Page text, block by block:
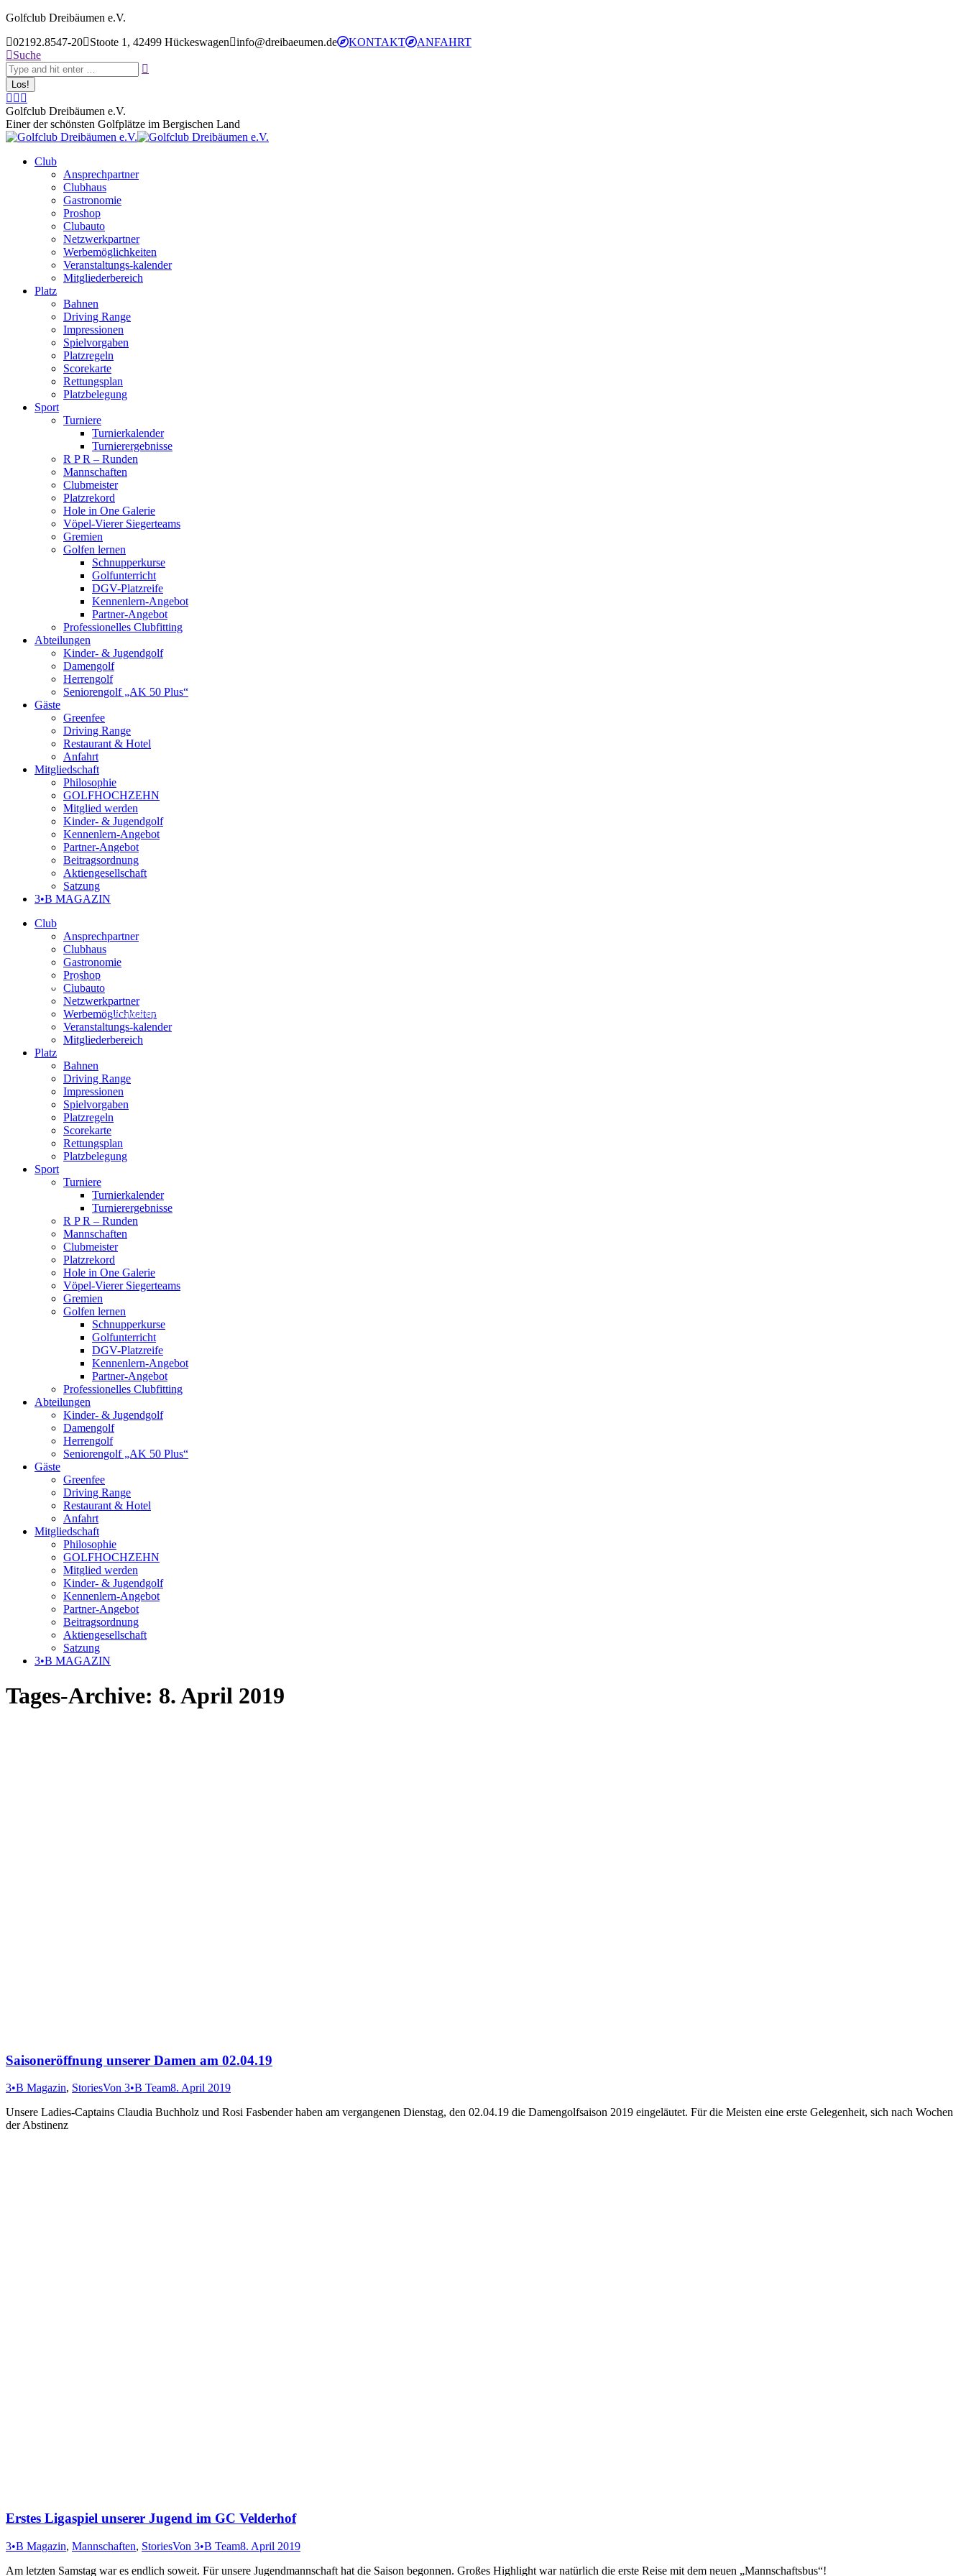
Zum
springen
Golfclub Dreibäumen e.V.
02192.8547-20
Stoote 1, 42499 Hückeswagen info@dreibaeumen.de KONTAKT
ANFAHRT
Search:
Suche
E-
Mail
page
opens
new
Facebook
page
opens
in
window
page
opens
in
window
Golfclub Dreibäumen e.V.
Einer der schönsten Golfplätze im Bergischen Land
Club
Ansprechpartner
Clubhaus
Gastronomie
Proshop
Clubauto
Netzwerkpartner
Werbemöglichkeiten
Veranstaltungs-kalender
Mitgliederbereich
Platz
Bahnen
Driving Range
Impressionen
Spielvorgaben
Platzregeln
Scorekarte
Rettungsplan
Platzbelegung
Sport
Turniere
Turnierkalender
Turnierergebnisse
R P R – Runden
Mannschaften
Clubmeister
Platzrekord
Hole in One Galerie
Vöpel-Vierer Siegerteams
Gremien
Golfen lernen
Schnupperkurse
Golfunterricht
DGV-Platzreife
Kennenlern-Angebot
Partner-Angebot
Professionelles Clubfitting
Abteilungen
Kinder- & Jugendgolf
Damengolf
Herrengolf
Seniorengolf „AK 50 Plus“
Gäste
Greenfee
Driving Range
Restaurant & Hotel
Anfahrt
Mitgliedschaft
Philosophie
GOLFHOCHZEHN
Mitglied werden
Kinder- & Jugendgolf
Kennenlern-Angebot
Partner-Angebot
Beitragsordnung
Aktiengesellschaft
Satzung
3•B MAGAZIN
Club
Ansprechpartner
Clubhaus
Gastronomie
Proshop
Clubauto
Netzwerkpartner
Werbemöglichkeiten
Veranstaltungs-kalender
Mitgliederbereich
Platz
Bahnen
Driving Range
Impressionen
Spielvorgaben
Platzregeln
Scorekarte
Rettungsplan
Platzbelegung
Sport
Turniere
Turnierkalender
Turnierergebnisse
R P R – Runden
Mannschaften
Clubmeister
Platzrekord
Hole in One Galerie
Vöpel-Vierer Siegerteams
Gremien
Golfen lernen
Schnupperkurse
Golfunterricht
DGV-Platzreife
Kennenlern-Angebot
Partner-Angebot
Professionelles Clubfitting
Abteilungen
Kinder- & Jugendgolf
Damengolf
Herrengolf
Seniorengolf „AK 50 Plus“
Gäste
Greenfee
Driving Range
Restaurant & Hotel
Anfahrt
Mitgliedschaft
Philosophie
GOLFHOCHZEHN
Mitglied werden
Kinder- & Jugendgolf
Kennenlern-Angebot
Partner-Angebot
Beitragsordnung
Aktiengesellschaft
Satzung
3•B MAGAZIN
Tages-Archive: 8. April 2019
Saisoneröffnung unserer Damen am 02.04.19
3•B Magazin, StoriesVon 3•B Team8. April 2019
Unsere Ladies-Captains Claudia Buchholz und Rosi Fasbender haben am vergangenen Dienstag, den 02.04.19 die Damengolfsaison 2019 eingeläutet. Für die Meisten eine erste Gelegenheit, sich nach Wochen
der Abstinenz
Erstes Ligaspiel unserer Jugend im GC Velderhof
3•B Magazin, Mannschaften, StoriesVon 3•B Team8. April 2019
Am letzten Samstag war es endlich soweit. Für unsere Jugendmannschaft hat die Saison begonnen. Großes Highlight war natürlich die erste Reise mit dem neuen „Mannschaftsbus“!
Platzbelegung
Ansprechpartner